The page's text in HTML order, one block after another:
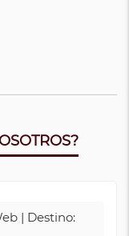
| Destino: